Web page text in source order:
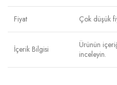
Fiyat Çok düşük
İçerik Bilgisi
Ürünün
inceleyin.